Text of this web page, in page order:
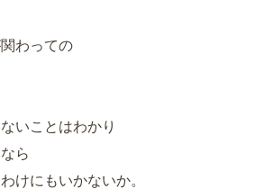
わっての
いことはわかり
ら
けにもいかないか。